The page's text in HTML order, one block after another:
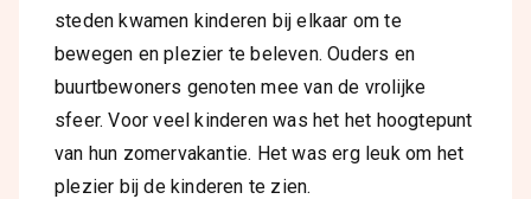
steden kwamen kinderen bij elkaar om te
bewegen en plezier te beleven. Ouders en
buurtbewoners genoten mee van de vrolijke
sfeer. Voor veel kinderen was het het hoogtepunt
van hun zomervakantie. Het was erg leuk om het
plezier bij de kinderen te zien.